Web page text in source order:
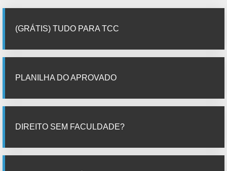
(GRÁTIS) TUDO PARA TCC
PLANILHA DO APROVADO
DIREITO SEM FACULDADE?